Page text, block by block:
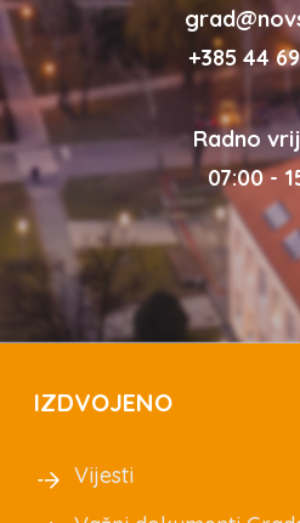
+385 44
Radno
07:00 -
IZDVOJENO
Vijesti